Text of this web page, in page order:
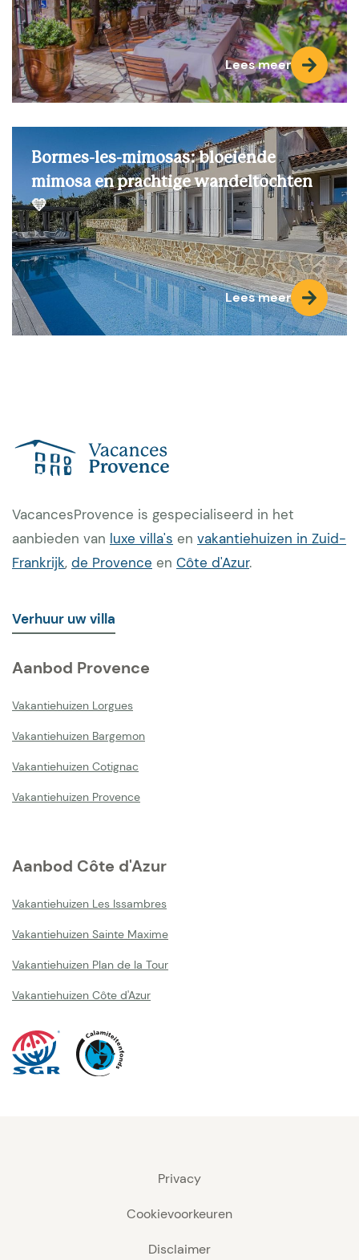
Lees meer
Bormes-les-mimosas: bloeiende
mimosa en prachtige wandeltochten
💛
Lees meer
VacancesProvence is gespecialiseerd in het
aanbieden van luxe villa's en vakantiehuizen in Zuid-
Frankrijk, de Provence en Côte d'Azur.
Verhuur uw villa
Aanbod Provence
Vakantiehuizen Lorgues
Vakantiehuizen Bargemon
Vakantiehuizen Cotignac
Vakantiehuizen Provence
Aanbod Côte d'Azur
Vakantiehuizen Les Issambres
Vakantiehuizen Sainte Maxime
Vakantiehuizen Plan de la Tour
Vakantiehuizen Côte d'Azur
Privacy
Cookievoorkeuren
Disclaimer